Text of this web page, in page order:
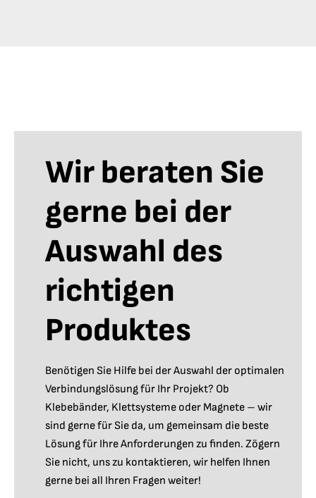
Wir beraten Sie
gerne bei der
Auswahl des
richtigen
Produktes
Benötigen Sie Hilfe bei der Auswahl der optimalen
Verbindungslösung für Ihr Projekt? Ob
Klebebänder, Klettsysteme oder Magnete – wir
sind gerne für Sie da, um gemeinsam die beste
Lösung für Ihre Anforderungen zu finden. Zögern
Sie nicht, uns zu kontaktieren, wir helfen Ihnen
gerne bei all Ihren Fragen weiter!